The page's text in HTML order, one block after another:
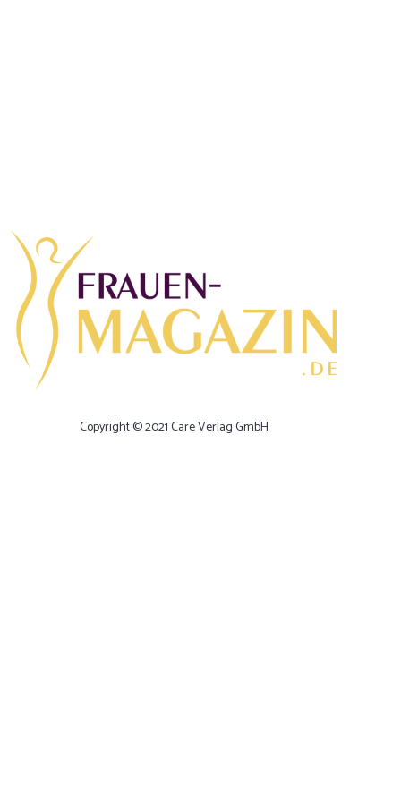
Copyright © 2021 Care Verlag GmbH